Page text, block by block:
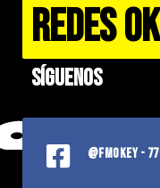
REDES
Síguenos
@FMOKEY -